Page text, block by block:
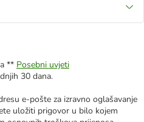
** Posebni uvjeti
30 dana.
e-pošte za izravno oglašavanje
uložiti prigovor u bilo kojem